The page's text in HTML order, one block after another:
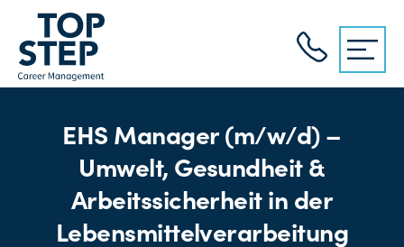
EHS Manager (m/w/d) –
Umwelt, Gesundheit &
Arbeitssicherheit in der
Lebensmittelverarbeitung